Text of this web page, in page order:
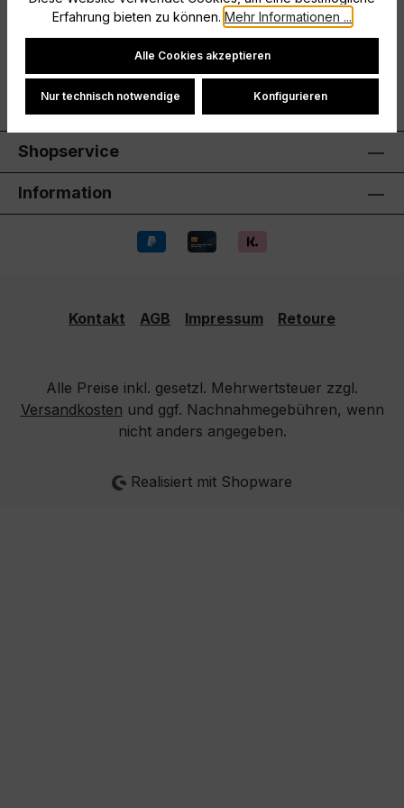
Hersteller
Shopservice
Information
Kontakt AGB Impressum Retoure
Alle Preise inkl. gesetzl. Mehrwertsteuer zzgl.
Versandkosten und ggf. Nachnahmegebühren, wenn
nicht anders angegeben.
Realisiert mit Shopware
Erfahrung bieten zu können. Mehr Informationen ...
Cookie-Einstellungen
Alle Cookies akzeptieren
Nur technisch notwendige Konfigurieren